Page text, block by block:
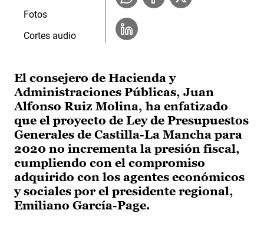
El consejero de Hacienda y
Administraciones Públicas, Juan
Alfonso Ruiz Molina, ha enfatizado
que el proyecto de Ley de Presupuestos
Generales de Castilla-La Mancha para
2020 no incrementa la presión fiscal,
cumpliendo con el compromiso
adquirido con los agentes económicos
y sociales por el presidente regional,
Emiliano García-Page.
Fotos
Cortes audio